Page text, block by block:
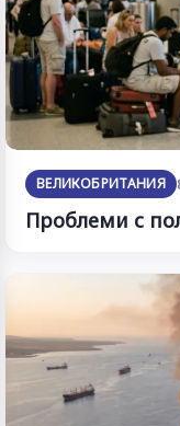
ВЕЛИКОБРИТАНИЯ
Проблеми с